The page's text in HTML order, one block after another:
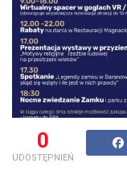
0
UDOSTĘPNIEŃ